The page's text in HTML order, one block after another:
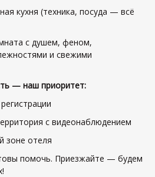
кухня (техника, посуда — всё
с душем, феном,
и свежими
— наш приоритет:
с видеонаблюдением
зоне отеля
помочь. Приезжайте — будем